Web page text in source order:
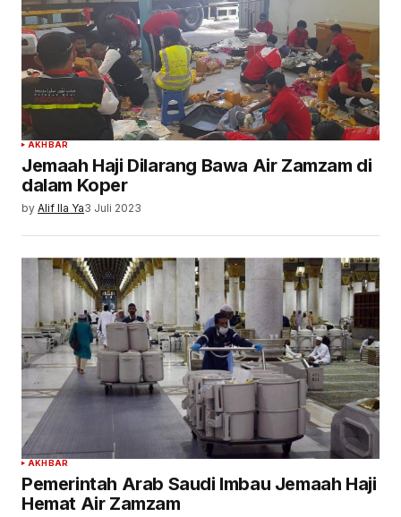
AKHBAR
Jemaah Haji Dilarang Bawa Air Zamzam di
dalam Koper
by Alif Ila Ya3 Juli 2023
AKHBAR
Pemerintah Arab Saudi Imbau Jemaah Haji
Hemat Air Zamzam